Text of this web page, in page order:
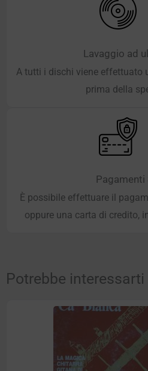
Lavaggio ad
A tutti i dischi viene effettuato
prima della
Pagamenti
È possibile effettuare il
oppure una carta di credito,
Potrebbe interessarti